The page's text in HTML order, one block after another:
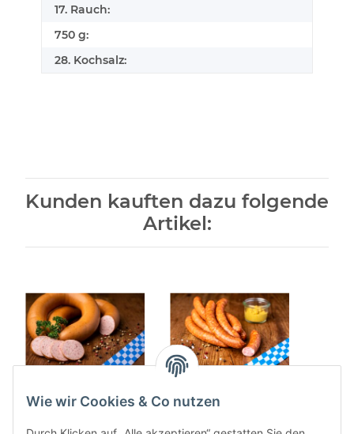
17. Rauch:
750 g:
28. Kochsalz:
Kunden kauften dazu folgende
Artikel:
Nürnberger
Käsekrainer 10 Stück
Wie wir Cookies & Co nutzen